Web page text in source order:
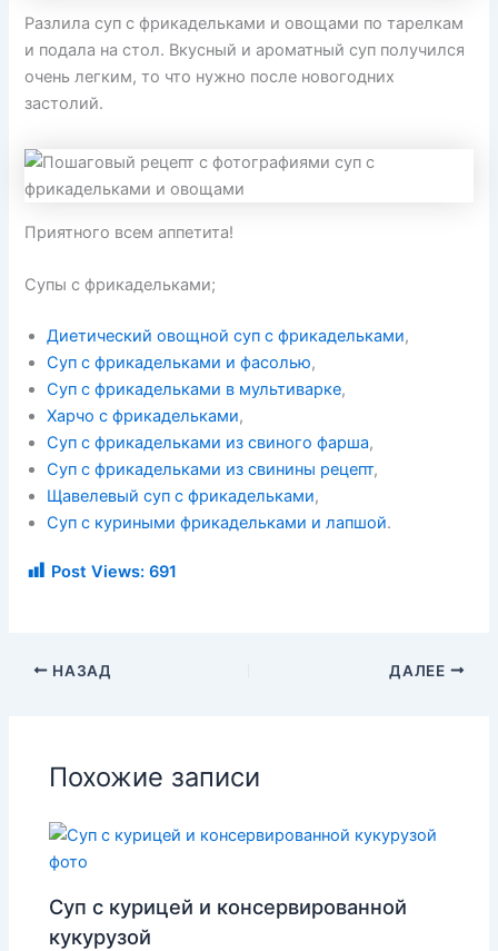
Разлила суп с фрикадельками и овощами по тарелкам
и подала на стол. Вкусный и ароматный суп получился
очень легким, то что нужно после новогодних
застолий.
Приятного всем аппетита!
Супы с фрикадельками;
Диетический овощной суп с фрикадельками,
Суп с фрикадельками и фасолью,
Суп с фрикадельками в мультиварке,
Харчо с фрикадельками,
Суп с фрикадельками из свиного фарша,
Суп с фрикадельками из свинины рецепт,
Щавелевый суп с фрикадельками,
Суп с куриными фрикадельками и лапшой.
Post Views: 691
НАЗАД ДАЛЕЕ
Похожие записи
Суп с курицей и консервированной
кукурузой